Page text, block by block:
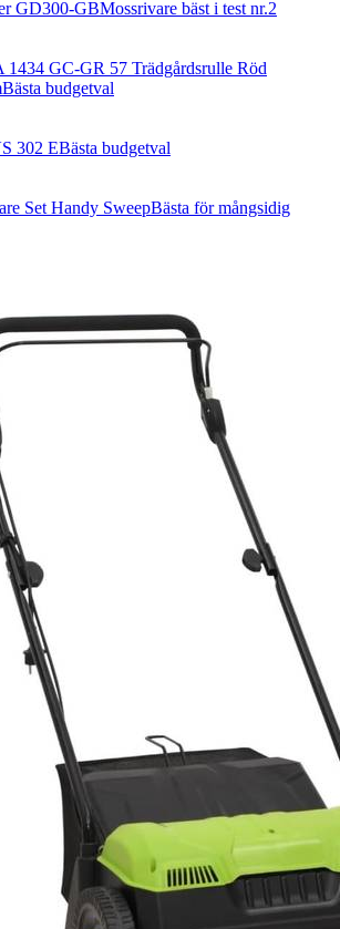
GD300-GBMossrivare bäst i test nr.2
1434 GC-GR 57 Trädgårdsrulle Röd
Bästa budgetval
302 EBästa budgetval
Set Handy SweepBästa för mångsidig